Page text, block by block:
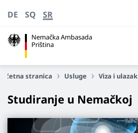
Nemačka Ambasada
Priština
DE SQ SR
stranica Usluge Viza i ulazak
Studiranje u Nemačkoj